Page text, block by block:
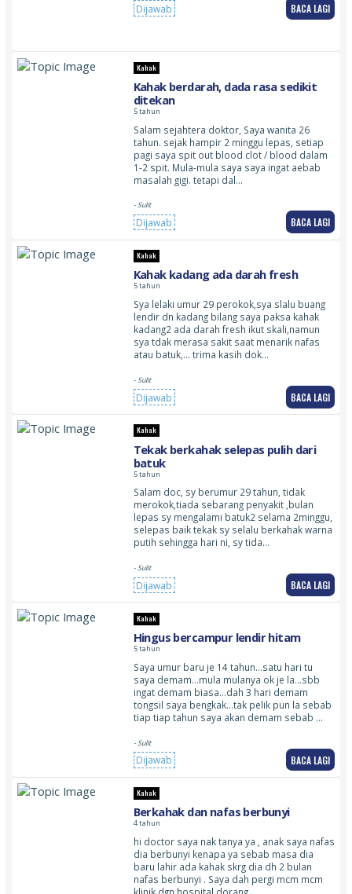
Dijawab BACA LAGI
Kahak
Kahak berdarah, dada rasa sedikit
ditekan
5 tahun
Salam sejahtera doktor, Saya wanita 26
tahun. sejak hampir 2 minggu lepas, setiap
pagi saya spit out blood clot / blood dalam
1-2 spit. Mula-mula saya saya ingat aebab
masalah gigi. tetapi dal…
- Sulit
Dijawab BACA LAGI
Kahak
Kahak kadang ada darah fresh
5 tahun
Sya lelaki umur 29 perokok,sya slalu buang
lendir dn kadang bilang saya paksa kahak
kadang2 ada darah fresh ikut skali,namun
sya tdak merasa sakit saat menarik nafas
atau batuk,… trima kasih dok…
- Sulit
Dijawab BACA LAGI
Kahak
Tekak berkahak selepas pulih dari
batuk
5 tahun
Salam doc, sy berumur 29 tahun, tidak
merokok,tiada sebarang penyakit ,bulan
lepas sy mengalami batuk2 selama 2minggu,
selepas baik tekak sy selalu berkahak warna
putih sehingga hari ni, sy tida…
- Sulit
Dijawab BACA LAGI
Kahak
Hingus bercampur lendir hitam
5 tahun
Saya umur baru je 14 tahun…satu hari tu
saya demam…mula mulanya ok je la…sbb
ingat demam biasa…dah 3 hari demam
tongsil saya bengkak…tak pelik pun la sebab
tiap tiap tahun saya akan demam sebab …
- Sulit
Dijawab BACA LAGI
Kahak
Berkahak dan nafas berbunyi
4 tahun
hi doctor saya nak tanya ya , anak saya nafas
dia berbunyi kenapa ya sebab masa dia
baru lahir ada kahak skrg dia dh 2 bulan
nafas berbunyi . Saya dah pergi mcm mcm